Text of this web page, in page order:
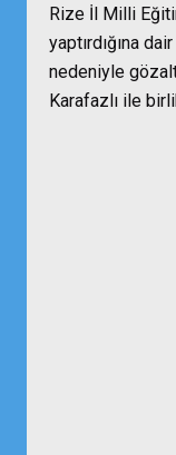
Rize İl Milli
yaptırdığına
nedeniyle
Karafazlı ile